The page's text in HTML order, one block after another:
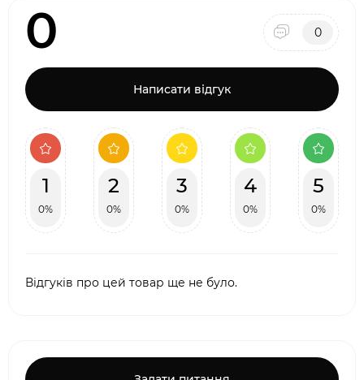
0 0
Написати відгук
1
0%
2
0%
3
0%
4
0%
5
0%
Відгуків про цей товар ще не було.